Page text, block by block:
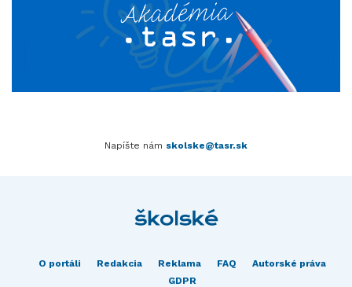
Napíšte nám skolske@tasr.sk
O portáli Redakcia Reklama FAQ
Autorské práva
GDPR